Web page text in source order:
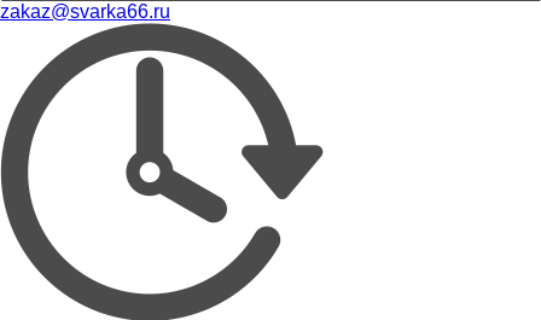
zakaz@svarka66.ru